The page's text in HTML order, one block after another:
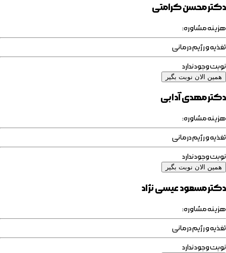
دکتر محسن کرامتی
هزینه مشاوره:
تغذیه و رژیم درمانی
نوبت وجود ندارد
همین الان نوبت بگیر
دکتر مهدی آدابی
هزینه مشاوره:
تغذیه و رژیم درمانی
نوبت وجود ندارد
همین الان نوبت بگیر
دکتر مسعود عیسی نژاد
هزینه مشاوره:
تغذیه و رژیم درمانی
نوبت وجود ندارد